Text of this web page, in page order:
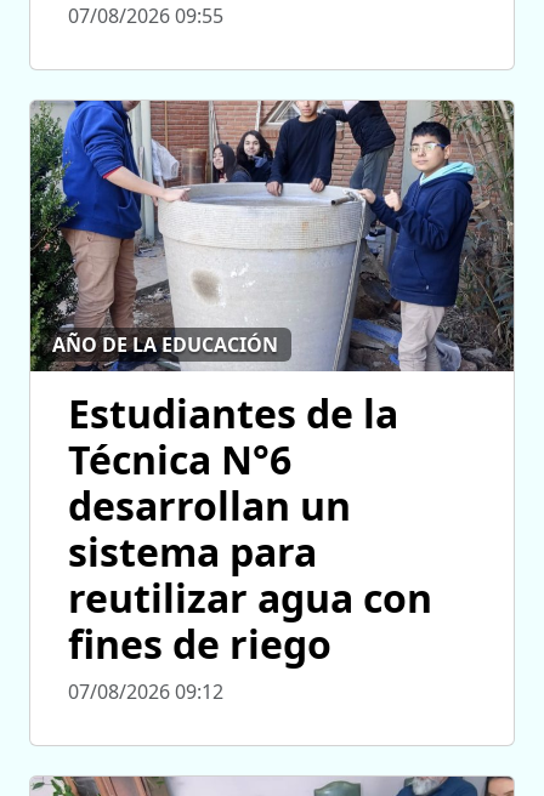
07/08/2026 09:55
AÑO DE LA EDUCACIÓN
Estudiantes de la
Técnica N°6
desarrollan un
sistema para
reutilizar agua con
fines de riego
07/08/2026 09:12